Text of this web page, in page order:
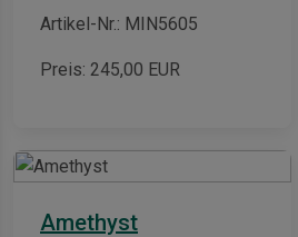
Artikel-Nr.: MIN5605
Preis: 245,00 EUR
Amethyst